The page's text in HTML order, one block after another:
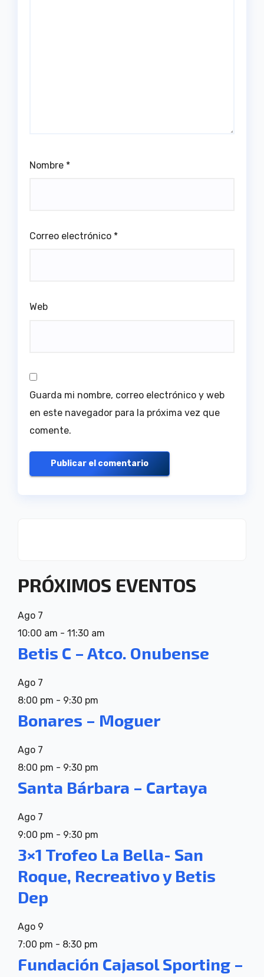
Nombre *
Correo electrónico *
Web
Guarda mi nombre, correo electrónico y web
en este navegador para la próxima vez que
comente.
PRÓXIMOS EVENTOS
Ago 7
10:00 am - 11:30 am
Betis C – Atco. Onubense
Ago 7
8:00 pm - 9:30 pm
Bonares – Moguer
Ago 7
8:00 pm - 9:30 pm
Santa Bárbara – Cartaya
Ago 7
9:00 pm - 9:30 pm
3×1 Trofeo La Bella- San
Roque, Recreativo y Betis
Dep
Ago 9
7:00 pm - 8:30 pm
Fundación Cajasol Sporting –